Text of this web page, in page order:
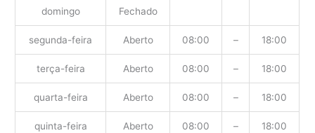
domingo Fechado
segunda-feira Aberto 08:00 – 18:00
terça-feira Aberto 08:00 – 18:00
quarta-feira Aberto 08:00 – 18:00
quinta-feira Aberto 08:00 – 18:00